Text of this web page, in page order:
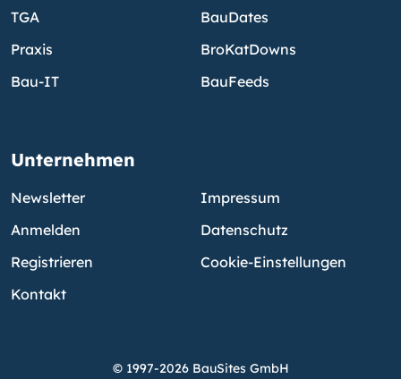
TGA
Praxis
Bau-IT
BauDates
BroKatDowns
BauFeeds
Unternehmen
Newsletter
Anmelden
Registrieren
Kontakt
Impressum
Datenschutz
Cookie-Einstellungen
© 1997-2026 BauSites GmbH